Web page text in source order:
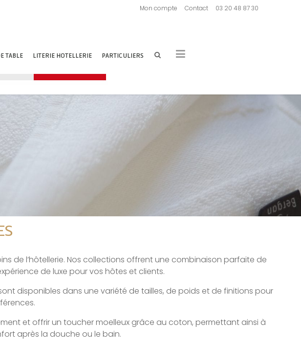
Mon compte Contact 03 20 48 87 30
TABLE LITERIE HOTELLERIE PARTICULIERS
de l’hôtellerie. Nos collections offrent une combinaison parfaite de
de luxe pour vos hôtes et clients.
disponibles dans une variété de tailles, de poids et de finitions pour
et offrir un toucher moelleux grâce au coton, permettant ainsi à
après la douche ou le bain.